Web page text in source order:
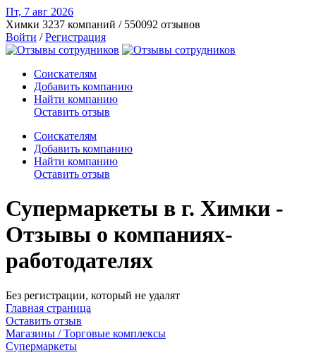
Пт, 7 авг 2026
Химки 3237 компаний / 550092 отзывов
Войти /Регистрация
Соискателям
Добавить компанию
Найти компанию
Оставить отзыв
Соискателям
Добавить компанию
Найти компанию
Оставить отзыв
Супермаркеты в г. Химки -
Отзывы о компаниях-
работодателях
Без регистрации, который не удалят
Главная страница
Оставить отзыв
Магазины / Торговые комплексы
Супермаркеты